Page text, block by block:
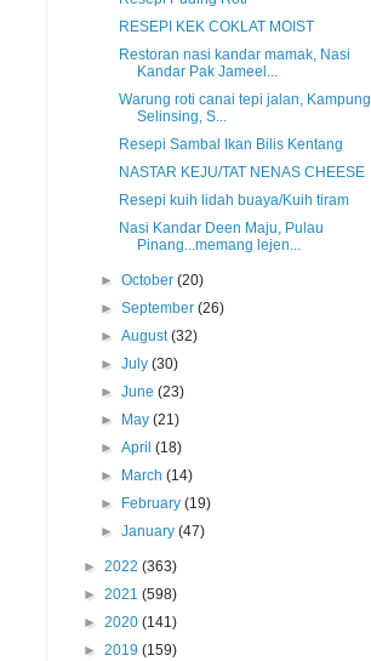
RESEPI KEK COKLAT MOIST
Restoran nasi kandar mamak, Nasi
Kandar Pak Jameel...
Warung roti canai tepi jalan, Kampung
Selinsing, S...
Resepi Sambal Ikan Bilis Kentang
NASTAR KEJU/TAT NENAS CHEESE
Resepi kuih lidah buaya/Kuih tiram
Nasi Kandar Deen Maju, Pulau
Pinang...memang lejen...
►October(20)
►September(26)
►August(32)
►July(30)
►June(23)
►
May(21)
►April(18)
►
March(14)
►
February(19)
►January(47)
► 2022 (363)
► 2021 (598)
► 2020 (141)
► 2019 (159)